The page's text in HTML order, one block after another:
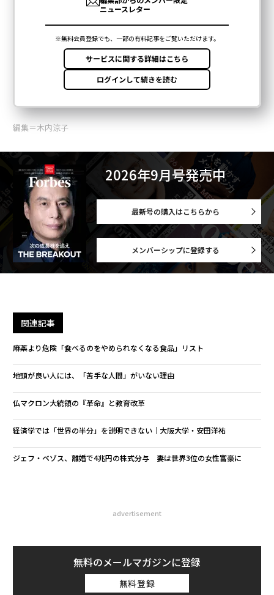
編集＝木内涼子
2026年9月号発売中
最新号の購入はこちらから
メンバーシップに登録する
関連記事
麻薬より危険「食べるのをやめられなくなる食品」リスト
地頭が良い人には、「苦手な人間」がいない理由
仏マクロン大統領の『革命』と教育改革
経済学では「世界の半分」を説明できない｜大阪大学・安田洋祐
ジェフ・ベゾス、離婚で4兆円の株式分与 妻は世界3位の女性富豪に
advertisement
無料のメールマガジンに登録
無料登録